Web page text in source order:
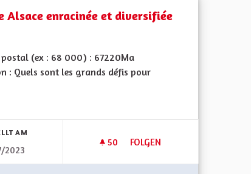
D'ALSACE
Alsace enracinée et diversifiée
postal (ex : 68 000) : 67220Ma
: Quels sont les grands défis pour
AM
2023
50 50 FOLLOWER
FOLGEN
POUR UNE ALSACE